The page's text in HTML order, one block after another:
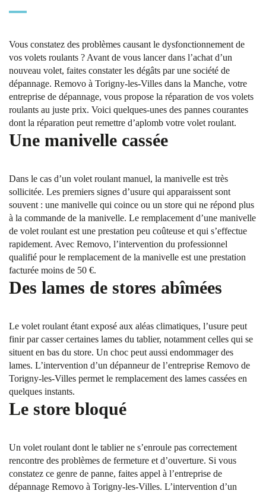
Vous constatez des problèmes causant le dysfonctionnement de
vos volets roulants ? Avant de vous lancer dans l’achat d’un
nouveau volet, faites constater les dégâts par une société de
dépannage. Removo à Torigny-les-Villes dans la Manche, votre
entreprise de dépannage, vous propose la réparation de vos volets
roulants au juste prix. Voici quelques-unes des pannes courantes
dont la réparation peut remettre d’aplomb votre volet roulant.
Une manivelle cassée
Dans le cas d’un volet roulant manuel, la manivelle est très
sollicitée. Les premiers signes d’usure qui apparaissent sont
souvent : une manivelle qui coince ou un store qui ne répond plus
à la commande de la manivelle. Le remplacement d’une manivelle
de volet roulant est une prestation peu coûteuse et qui s’effectue
rapidement. Avec Removo, l’intervention du professionnel
qualifié pour le remplacement de la manivelle est une prestation
facturée moins de 50 €.
Des lames de stores abîmées
Le volet roulant étant exposé aux aléas climatiques, l’usure peut
finir par casser certaines lames du tablier, notamment celles qui se
situent en bas du store. Un choc peut aussi endommager des
lames. L’intervention d’un dépanneur de l’entreprise Removo de
Torigny-les-Villes permet le remplacement des lames cassées en
quelques instants.
Le store bloqué
Un volet roulant dont le tablier ne s’enroule pas correctement
rencontre des problèmes de fermeture et d’ouverture. Si vous
constatez ce genre de panne, faites appel à l’entreprise de
dépannage Removo à Torigny-les-Villes. L’intervention d’un